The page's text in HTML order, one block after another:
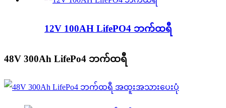
12V 100AH ​​LifePO4 ဘက်ထရီ
48V 300Ah LifePo4 ဘက်ထရီ